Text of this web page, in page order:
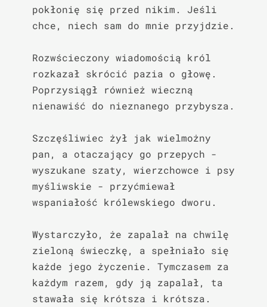
pokłonię się przed nikim. Jeśli
chce, niech sam do mnie przyjdzie.
Rozwścieczony wiadomością król
rozkazał skrócić pazia o głowę.
Poprzysiągł również wieczną
nienawiść do nieznanego przybysza.
Szczęśliwiec żył jak wielmożny
pan, a otaczający go przepych -
wyszukane szaty, wierzchowce i psy
myśliwskie - przyćmiewał
wspaniałość królewskiego dworu.
Wystarczyło, że zapalał na chwilę
zieloną świeczkę, a spełniało się
każde jego życzenie. Tymczasem za
każdym razem, gdy ją zapalał, ta
stawała się krótsza i krótsza.